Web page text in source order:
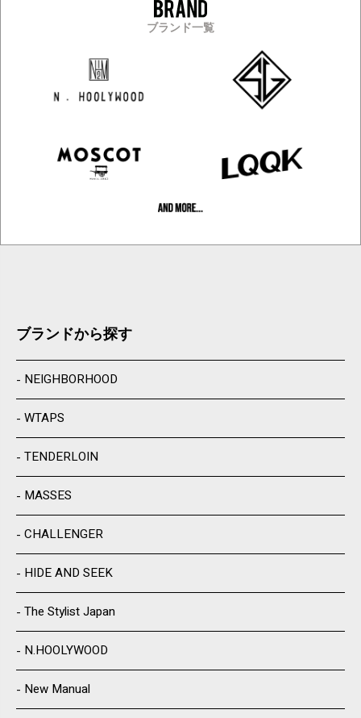
ブランド一覧
ブランドから探す
NEIGHBORHOOD
WTAPS
TENDERLOIN
MASSES
CHALLENGER
HIDE AND SEEK
The Stylist Japan
N.HOOLYWOOD
New Manual